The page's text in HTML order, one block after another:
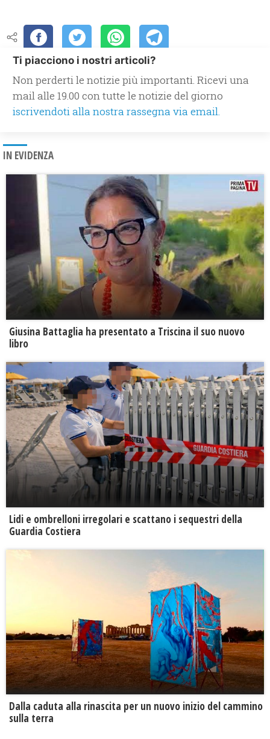
Ti piacciono i nostri articoli?
Non perderti le notizie più importanti. Ricevi una
mail alle 19.00 con tutte le notizie del giorno
iscrivendoti alla nostra rassegna via email.
IN EVIDENZA
Giusina Battaglia ha presentato a Triscina il suo nuovo
libro
Lidi e ombrelloni irregolari e scattano i sequestri della
Guardia Costiera
Dalla caduta alla rinascita per un nuovo inizio del cammino
sulla terra